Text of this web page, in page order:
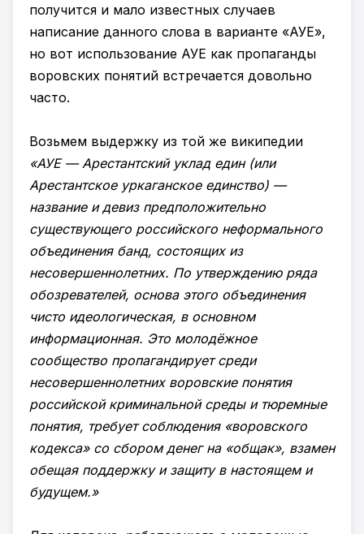
получится и мало известных случаев
написание данного слова в варианте «АУЕ»,
но вот использование АУЕ как пропаганды
воровских понятий встречается довольно
часто.
Возьмем выдержку из той же википедии
«АУЕ — Арестантский уклад един (или
Арестантское уркаганское единство) —
название и девиз предположительно
существующего российского неформального
объединения банд, состоящих из
несовершеннолетних. По утверждению ряда
обозревателей, основа этого объединения
чисто идеологическая, в основном
информационная. Это молодёжное
сообщество пропагандирует среди
несовершеннолетних воровские понятия
российской криминальной среды и тюремные
понятия, требует соблюдения «воровского
кодекса» со сбором денег на «общак», взамен
обещая поддержку и защиту в настоящем и
будущем.»